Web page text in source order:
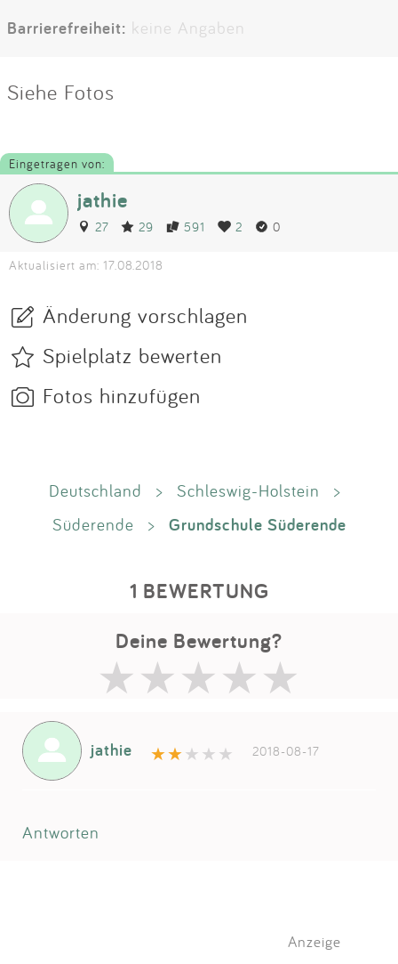
Barrierefreiheit: keine Angaben
Siehe Fotos
Eingetragen von:
jathie
27 29 591 2 0
Aktualisiert am: 17.08.2018
Änderung vorschlagen
Spielplatz bewerten
Fotos hinzufügen
Deutschland > Schleswig-Holstein
>
Süderende
> Grundschule Süderende
1 BEWERTUNG
Deine Bewertung?
jathie 2018-08-17
Antworten
Anzeige